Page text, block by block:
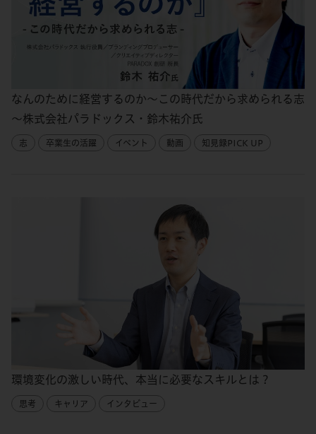
なんのために経営するのか～この時代だから求められる志
～株式会社パラドックス・鈴木祐介氏
志 卒業生の活躍 イベント 動画 知見録PICK UP
環境変化の激しい時代、本当に必要なスキルとは？
思考 キャリア インタビュー